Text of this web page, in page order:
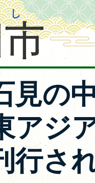
見の
アジ
行さ